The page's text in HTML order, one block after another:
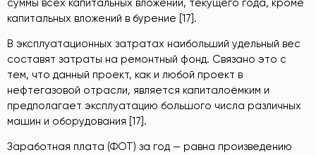
капитальных вложений в бурение [17].
В эксплуатационных затратах наибольший удельный вес
составят затраты на ремонтный фонд. Связано это с
тем, что данный проект, как и любой проект в
нефтегазовой отрасли, является капиталоёмким и
предполагает эксплуатацию большого числа различных
машин и оборудования [17].
Заработная плата (ФОТ) за год — равна произведению